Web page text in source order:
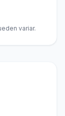
variar.